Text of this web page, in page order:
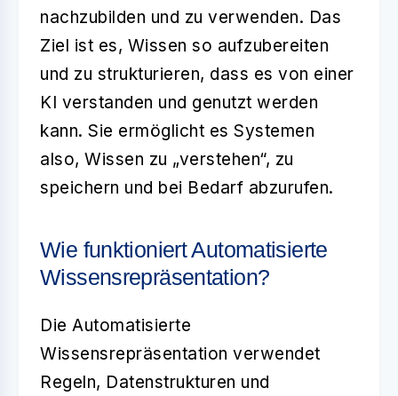
nachzubilden und zu verwenden. Das
Ziel ist es, Wissen so aufzubereiten
und zu strukturieren, dass es von einer
KI verstanden und genutzt werden
kann. Sie ermöglicht es Systemen
also, Wissen zu „verstehen“, zu
speichern und bei Bedarf abzurufen.
Wie funktioniert Automatisierte
Wissensrepräsentation?
Die Automatisierte
Wissensrepräsentation verwendet
Regeln, Datenstrukturen und